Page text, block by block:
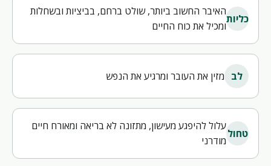
כליות
האיבר החשוב ביותר, שולט ברחם, בביציות ובשחלות
ומכיל את כוח החיים
לב מזין את העובר ומרגיע את הנפש
טחול
עלול להיפגע מעישון, מתזונה לא בריאה ומאורח חיים
מודרני